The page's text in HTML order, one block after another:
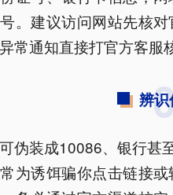
。建议访问网站先核
常通知直接打官方客服
辨
伪装成10086、银行甚
为诱饵骗你点击链接